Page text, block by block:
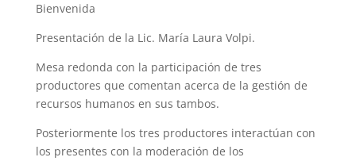
Bienvenida
Presentación de la Lic. María Laura Volpi.
Mesa redonda con la participación de tres
productores que comentan acerca de la gestión de
recursos humanos en sus tambos.
Posteriormente los tres productores interactúan con
los presentes con la moderación de los